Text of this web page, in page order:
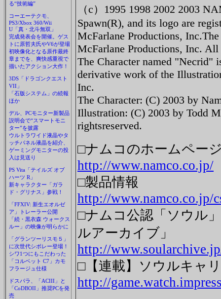
る“技術編”
コーエーテクモ、
PS3/Xbox 360/Wii
U「真・北斗無双」
完成発表会を開催。ゲス
トに原哲夫氏やV6が登場
初映像化となる原作最終
章までを、爽快感重視で
描いたアクション大作！
3DS「ドラゴンクエスト
VII」
「石版システム」の続報
ほか
デル、PCモニター新製品
説明会で“スマートモニ
ター”を披露
ウルトラワイド液晶やタ
ッチパネル液晶を紹介、
ゲーミングモニターの投
入は見送り
PS Vita「テイルズ オブ
ハーツ R」
新キャラクター「ガラ
ド・グリナス」参戦！
「FFXIV: 新生エオルゼ
ア」トレーラー公開
「続・黒衣森 ウォークス
ルー」の映像が明らかに
「グランツーリスモ５」
に次世代シボレー登場！
シワ1つにもこだわった
「コルベット C7」カモ
フラージュ仕様
ドスパラ、「ACIII」と
「CoDBOII」推奨PCを発
売
（c）1995 1998 2002 2003
Spawn(R), and its logo are
McFarlane Productions,
McFarlane Productions, Inc. All
The Character named "Necrid"
derivative work of the
Inc.
The Character: (C) 2003 by
Illustration: (C) 2003 by Todd
rightsreserved.
□ナムコのホームペー
http://www.namco.co.jp/
□製品情報
http://www.namco.co.jp/
□ナムコ公認「ソウル
ルアーカイブ」
http://
□【連載】ソウルキャ
http://